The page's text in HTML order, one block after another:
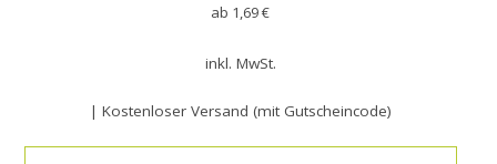
ab 1,69€
inkl. MwSt.
| Kostenloser Versand (mit Gutscheincode)